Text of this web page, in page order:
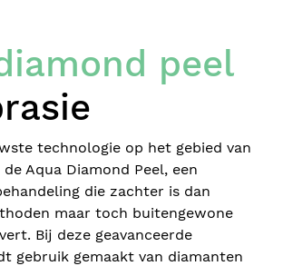
Blog
Lichaamsbehandelingen
Prijzen
peel
technologie op het gebied van
Aqua Diamond Peel, een
die zachter is dan
maar toch buitengewone
Bij deze geavanceerde
gebruik gemaakt van diamanten